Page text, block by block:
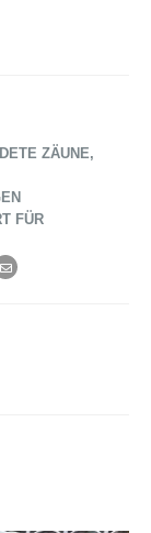
ZÄUNE,
FÜR